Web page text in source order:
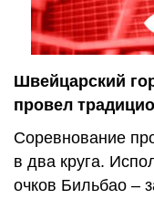
Швейцарский
провел
Соревнование
в два круга.
очков Бильбао –